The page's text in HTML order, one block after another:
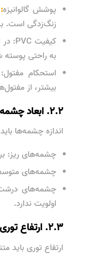
پوشش گالوانیزه:
زنگ‌زدگی است.
به راحتی پوسته
استحکام
بیشتر، از
۲.۲. ابعاد چشمه‌ها (اندازه سوراخ‌های توری)
اندازه چشمه‌ها
چشمه‌های ریز:
چشمه‌های
چشمه‌های
اولویت ندارد.
۲.۳. ارتفاع توری
ارتفاع توری باید